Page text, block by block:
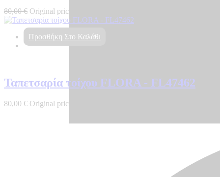
80,00€ Original price was: 80,00 €.
Προσθήκη Στο Καλάθι
Ταπετσαρία τοίχου FLORA - FL47462
80,00€ Original price was: 80,00 €.